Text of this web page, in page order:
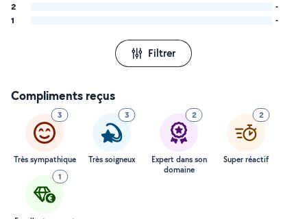
2
-
1
-
Filtrer
Compliments reçus
3
Très sympathique
3
Très soigneux
2
Expert dans son
domaine
2
Super réactif
1